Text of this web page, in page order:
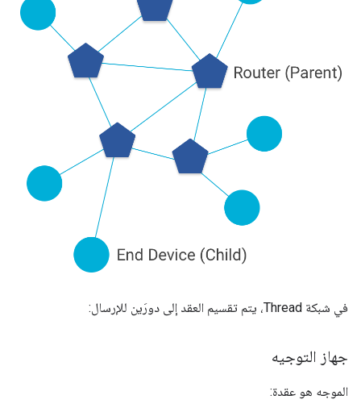
في شبكة Thread، يتم تقسيم العقد إلى دورَين للإرسال:
جهاز التوجيه
الموجه هو عقدة: